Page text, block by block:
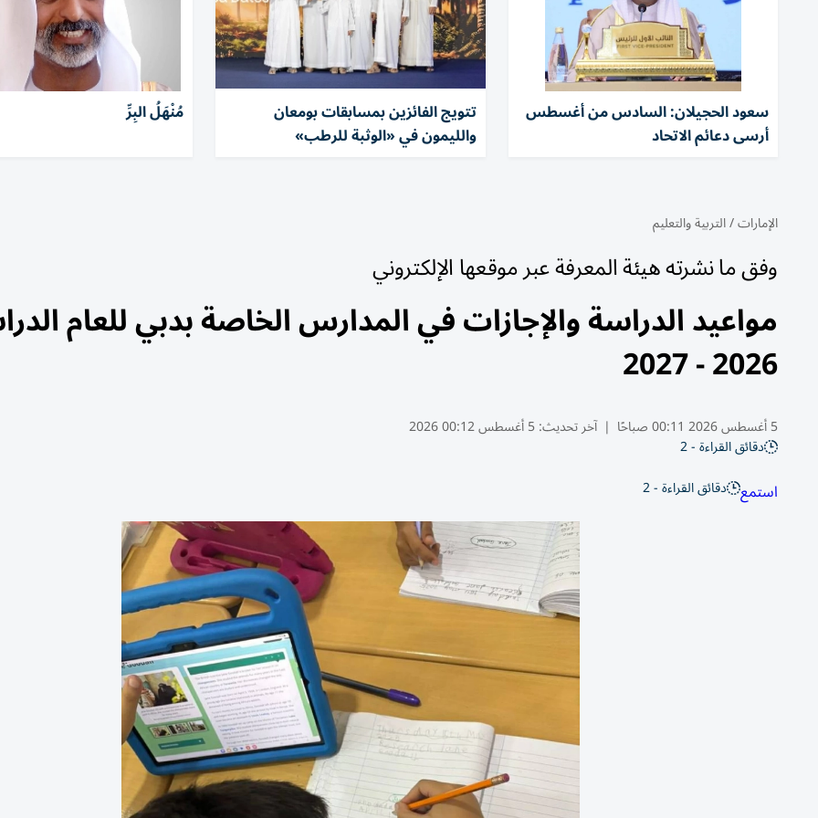
سعود الحجيلان: السادس من أغسطس
أرسى دعائم الاتحاد
تتويج الفائزين بمسابقات بومعان
والليمون في «الوثبة للرطب»
مُنْهَلُ البِرِّ
الإمارات/التربية والتعليم
وفق ما نشرته هيئة المعرفة عبر موقعها الإلكتروني
مواعيد الدراسة والإجازات في المدارس الخاصة بدبي للعام
2026 - 2027
5 أغسطس 2026 00:11 صباحًا | آخر تحديث:5 أغسطس 00:12 2026
دقائق القراءة - 2
استمع دقائق القراءة - 2